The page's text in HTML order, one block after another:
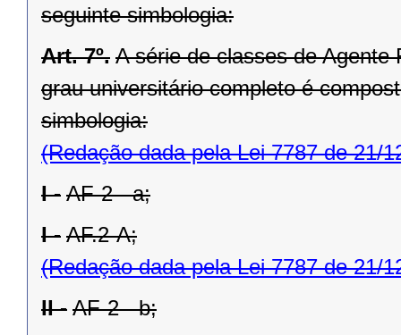
seguinte simbologia:
Art. 7º. A série de classes de
grau universitário completo é
simbologia:
(Redação dada pela Lei 7787 de 21/
I - AF-2 - a;
I - AF.2-A;
(Redação dada pela Lei 7787 de 21/
II - AF-2 - b;